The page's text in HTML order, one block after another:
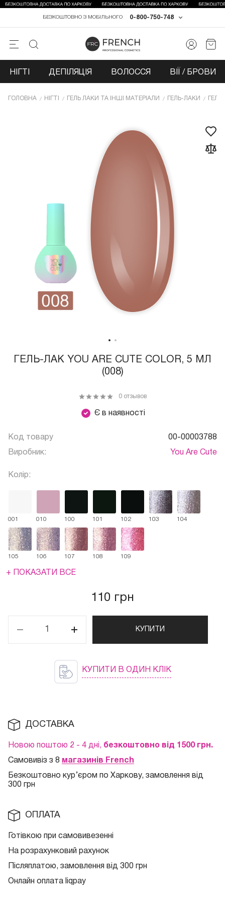
0-800-750-748
БЕЗКОШТОВНО З МОБІЛЬНОГО
НІГТІ ДЕПІЛЯЦІЯ ВОЛОССЯ ВІЇ / БРОВИ
ГОЛОВНА НІГТІ ГЕЛЬ ЛАКИ ТА ІНШІ МАТЕРІАЛИ ГЕЛЬ-ЛАКИ
ГЕЛЬ-ЛАК YOU ARE CUTE COLOR, 5 МЛ
(008)
Є в наявності
0 отзывов
Код товару 00-00003788
Виробник: You Are Cute
Колір:
001 010 100 101 102 103 104
105 106 107 108 109
+ ПОКАЗАТИ ВСЕ
110 грн
КУПИТИ
КУПИТИ В ОДИН КЛІК
ДОСТАВКА
Новою поштою 2 - 4 дні, безкоштовно від 1500 грн.
Самовивіз з 8 магазинів French
Безкоштовно кур’єром по Харкову, замовлення від
300 грн
ОПЛАТА
Готівкою при самовивезенні
На розрахунковий рахунок
Післяплатою, замовлення від 300 грн
Онлайн оплата liqpay